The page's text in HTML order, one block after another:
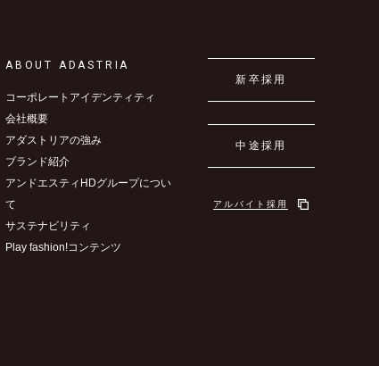
ABOUT ADASTRIA
コーポレートアイデンティティ
会社概要
アダストリアの強み
ブランド紹介
アンドエスティHDグループについ
て
サステナビリティ
Play fashion!コンテンツ
新卒採用
中途採用
アルバイト採用